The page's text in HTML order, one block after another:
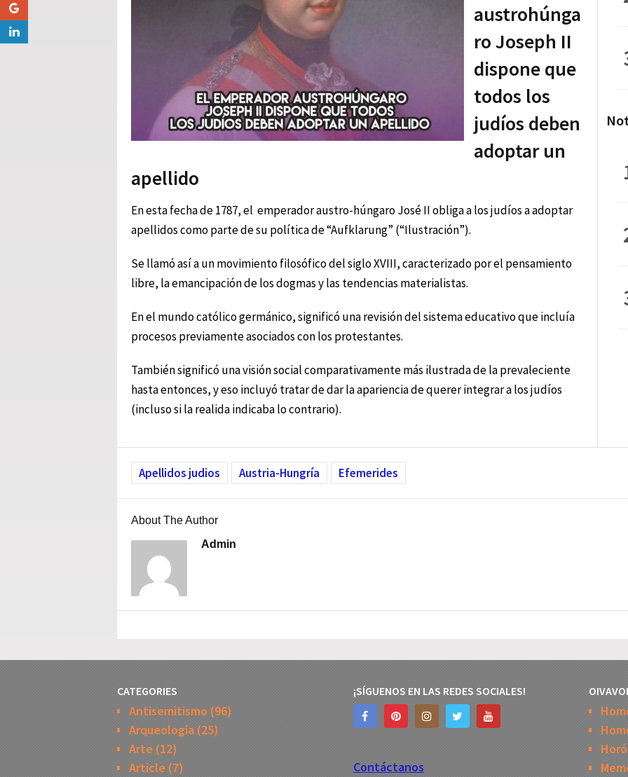
austrohúnga
ro Joseph II
dispone que
todos los
judíos deben
adoptar un
apellido
En esta fecha de 1787, el emperador austro-húngaro José II obliga a los judíos a adoptar
apellidos como parte de su política de “Aufklarung” (“Ilustración”).
Se llamó así a un movimiento filosófico del siglo XVIII, caracterizado por el pensamiento
libre, la emancipación de los dogmas y las tendencias materialistas.
En el mundo católico germánico, significó una revisión del sistema educativo que incluía
procesos previamente asociados con los protestantes.
También significó una visión social comparativamente más ilustrada de la prevaleciente
hasta entonces, y eso incluyó tratar de dar la apariencia de querer integrar a los judíos
(incluso si la realida indicaba lo contrario).
Apellidos judios Austria-Hungría Efemerides
About The Author
Admin
CATEGORIES
Antisemitismo (96)
Arqueologia (25)
Arte (12)
Article (7)
¡SÍGUENOS EN LAS REDES SOCIALES!
Contáctanos